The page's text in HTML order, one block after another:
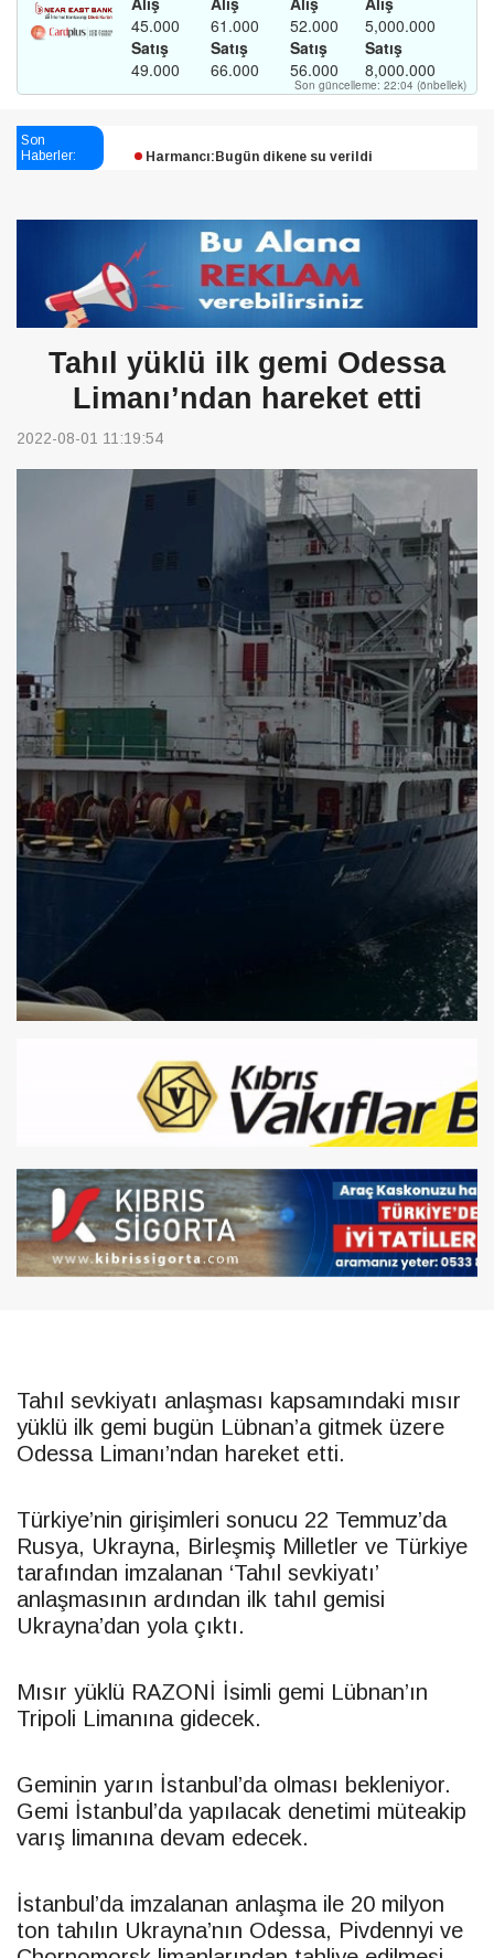
Son
Haberler:
Esendağlı:Adıyaman’daki süreç sona erdi, hukuk
Harmancı:Bugün dikene su verildi
Derneği:Vicdanlarınız tutsak, kalemleriniz esir
Tahıl yüklü ilk gemi Odessa
Limanı’ndan hareket etti
2022-08-01 11:19:54
Tahıl sevkiyatı anlaşması kapsamındaki mısır
yüklü ilk gemi bugün Lübnan’a gitmek üzere
Odessa Limanı’ndan hareket etti.
Türkiye’nin girişimleri sonucu 22 Temmuz’da
Rusya, Ukrayna, Birleşmiş Milletler ve Türkiye
tarafından imzalanan ‘Tahıl sevkiyatı’
anlaşmasının ardından ilk tahıl gemisi
Ukrayna’dan yola çıktı.
Mısır yüklü RAZONİ İsimli gemi Lübnan’ın
Tripoli Limanına gidecek.
Geminin yarın İstanbul’da olması bekleniyor.
Gemi İstanbul’da yapılacak denetimi müteakip
varış limanına devam edecek.
İstanbul’da imzalanan anlaşma ile 20 milyon
ton tahılın Ukrayna’nın Odessa, Pivdennyi ve